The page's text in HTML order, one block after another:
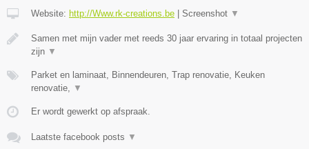
Website: http://Www.rk-creations.be Screenshot ▼
Samen met mijn vader met reeds 30 jaar ervaring in totaal projecten
zijn ▼
Parket en laminaat, Binnendeuren, Trap renovatie, Keuken
renovatie, ▼
Er wordt gewerkt op afspraak.
Laatste facebook posts ▼